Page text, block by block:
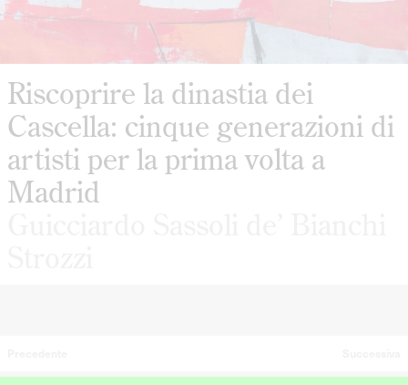
Riscoprire la dinastia dei
Cascella: cinque generazioni di
artisti per la prima volta a
Madrid